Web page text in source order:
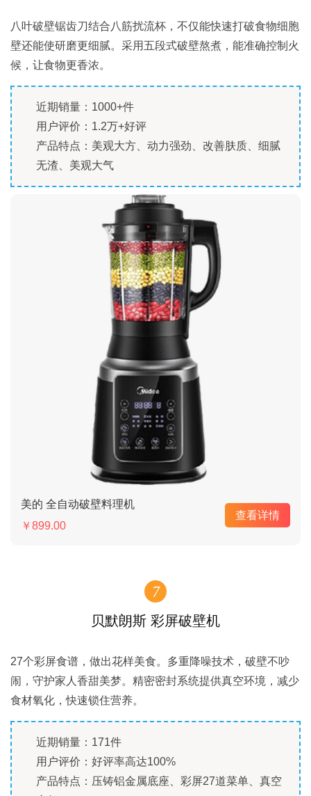
八叶破壁锯齿刀结合八筋扰流杯，不仅能快速打破食物细胞
壁还能使研磨更细腻。采用五段式破壁熬煮，能准确控制火
候，让食物更香浓。
近期销量：1000+件
用户评价：1.2万+好评
产品特点：美观大方、动力强劲、改善肤质、细腻
无渣、美观大气
美的 全自动破壁料理机
￥899.00
查看详情
7
贝默朗斯 彩屏破壁机
27个彩屏食谱，做出花样美食。多重降噪技术，破壁不吵
闹，守护家人香甜美梦。精密密封系统提供真空环境，减少
食材氧化，快速锁住营养。
近期销量：171件
用户评价：好评率高达100%
产品特点：压铸铝金属底座、彩屏27道菜单、真空